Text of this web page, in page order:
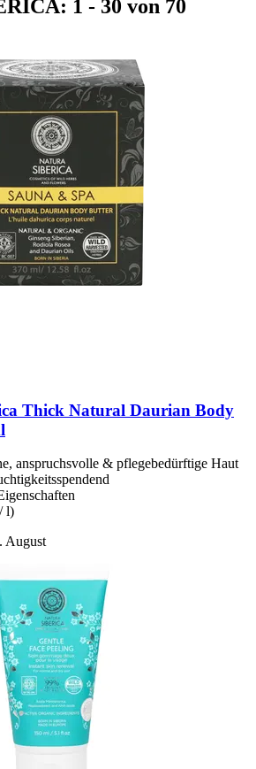
1 - 30 von 70
Thick Natural Daurian Body
anspruchsvolle & pflegebedürftige Haut
l)
August